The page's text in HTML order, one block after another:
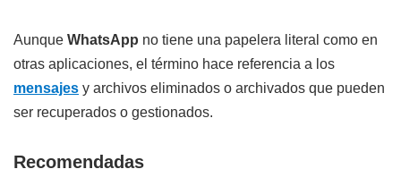
Aunque WhatsApp no tiene una papelera literal como en
otras aplicaciones, el término hace referencia a los
mensajes y archivos eliminados o archivados que pueden
ser recuperados o gestionados.
Recomendadas